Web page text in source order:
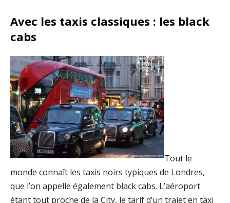
Avec les taxis classiques : les black
cabs
Tout le
monde connaît les taxis noirs typiques de Londres,
que l’on appelle également black cabs. L’aéroport
étant tout proche de la City, le tarif d’un trajet en taxi